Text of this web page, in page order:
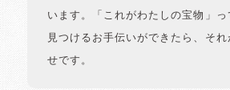
います。「これがわたしの宝物」っ
見つけるお手伝いができたら、そ
せです。